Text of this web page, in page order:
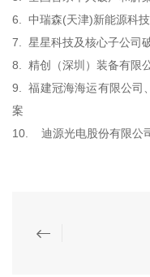
6. 中瑞森(天津)新能源科
7. 星星科技及核心子公司
8. 精创（深圳）装备有限
9. 福建冠海海运有限公司
案
10. 迪源光电股份有限公